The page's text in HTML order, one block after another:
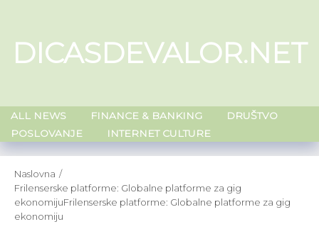
content
DICASDEVALOR.NET
ALL NEWS FINANCE & BANKING
DRUŠTVO
POSLOVANJE
INTERNET CULTURE
Naslovna
Frilenserske platforme: Globalne platforme za gig
ekonomijuFrilenserske platforme: Globalne platforme za gig
ekonomiju